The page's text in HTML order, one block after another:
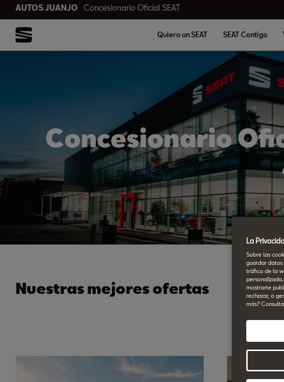
AUTOS JUANJO Concesionario Oficial SEAT
Quiero un SEAT SEAT Contigo
Concesionario
Nuestras mejores ofertas
La
Sobre las
guardar datos
tráfico de la
mostrarte
rechazar, o
más?